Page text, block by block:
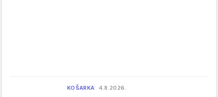
KOŠARKA 4.8.2026.